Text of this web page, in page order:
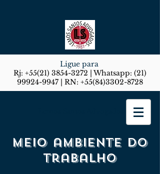
Ligue para
Rj: +55(21) 3854-3272 | Whatsapp: (21)
99924-9947 | RN: +55(84)3302-8728
Meio ambiente do
trabalho